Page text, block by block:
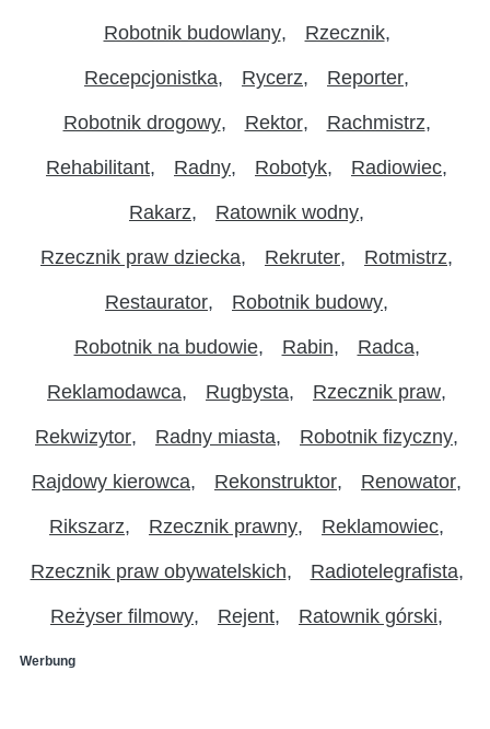
Robotnik budowlany Rzecznik
Recepcjonistka Rycerz Reporter
Robotnik drogowy Rektor Rachmistrz
Rehabilitant Radny Robotyk Radiowiec
Rakarz Ratownik wodny
Rzecznik praw dziecka Rekruter Rotmistrz
Restaurator Robotnik budowy
Robotnik na budowie Rabin Radca
Reklamodawca Rugbysta Rzecznik praw
Rekwizytor Radny miasta Robotnik fizyczny
Rajdowy kierowca Rekonstruktor Renowator
Rikszarz Rzecznik prawny Reklamowiec
Rzecznik praw obywatelskich Radiotelegrafista
Reżyser filmowy Rejent Ratownik górski
Werbung